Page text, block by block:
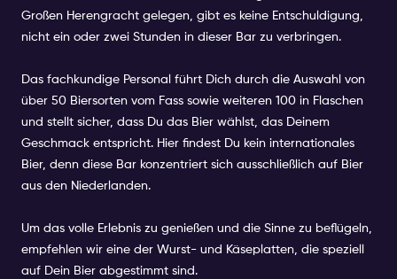
Großen Herengracht gelegen, gibt es keine Entschuldigung,
nicht ein oder zwei Stunden in dieser Bar zu verbringen.
Das fachkundige Personal führt Dich durch die Auswahl von
über 50 Biersorten vom Fass sowie weiteren 100 in Flaschen
und stellt sicher, dass Du das Bier wählst, das Deinem
Geschmack entspricht. Hier findest Du kein internationales
Bier, denn diese Bar konzentriert sich ausschließlich auf Bier
aus den Niederlanden.
Um das volle Erlebnis zu genießen und die Sinne zu beflügeln,
empfehlen wir eine der Wurst- und Käseplatten, die speziell
auf Dein Bier abgestimmt sind.